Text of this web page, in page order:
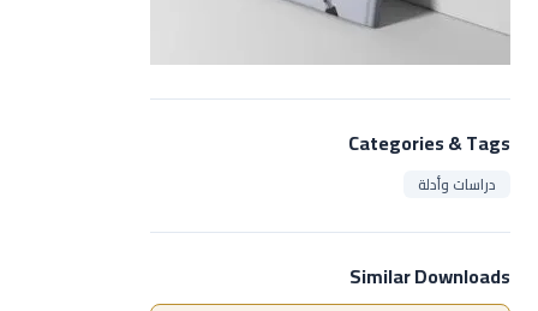
Categories & Tags
دراسات وأدلة
Similar Downloads